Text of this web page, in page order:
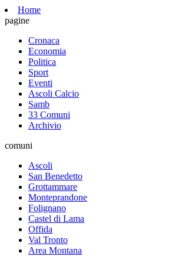
Home
pagine
Cronaca
Economia
Politica
Sport
Eventi
Ascoli Calcio
Samb
33 Comuni
Archivio
comuni
Ascoli
San Benedetto
Grottammare
Monteprandone
Folignano
Castel di Lama
Offida
Val Tronto
Area Montana